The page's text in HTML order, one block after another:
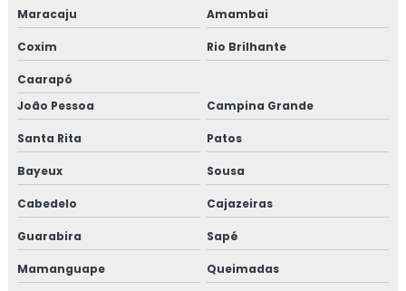
Maracaju Amambai
Coxim Rio Brilhante
Caarapó
João Pessoa
Campina Grande
Santa Rita Patos
Bayeux Sousa
Cabedelo Cajazeiras
Guarabira Sapé
Mamanguape Queimadas